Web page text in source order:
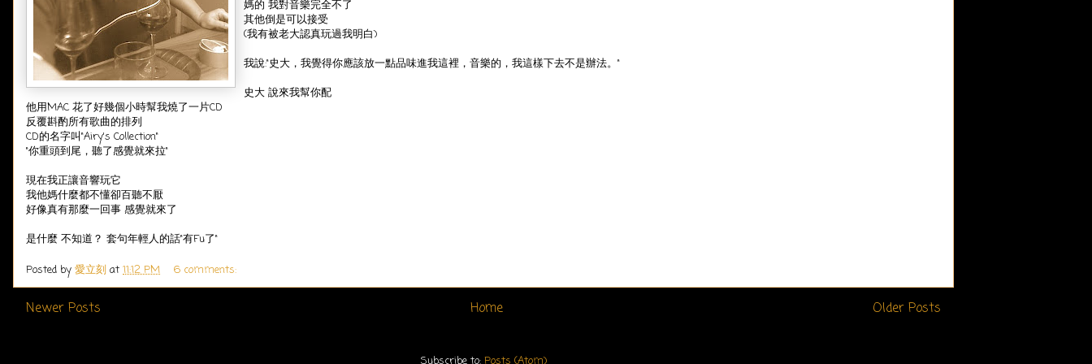
媽的 我對音樂完全不了
其他倒是可以接受
(我有被老大認真玩過我明白)
我說:"史大，我覺得你應該放一點品味進我這裡，音樂的，我這樣下去不是辦法。"
史大 說來我幫你配
他用MAC 花了好幾個小時幫我燒了一片CD
反覆斟酌所有歌曲的排列
CD的名字叫"Airy's Collection"
"你重頭到尾，聽了感覺就來拉"
現在我正讓音響玩它
我他媽什麼都不懂卻百聽不厭
好像真有那麼一回事 感覺就來了
是什麼 不知道？ 套句年輕人的話"有Fu了"
Posted by 愛立刻 at 11:12 PM 6 comments:
Newer Posts Older Posts
Home
Subscribe to: Posts (Atom)